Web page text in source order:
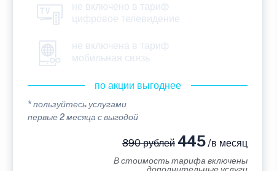
не включено в тариф
цифровое телевидение
не включена в тариф
мобильная связь
по акции выгоднее
* пользуйтесь услугами
первые 2 месяца с выгодой
890 рублей445/в месяц
В стоимость тарифа включены